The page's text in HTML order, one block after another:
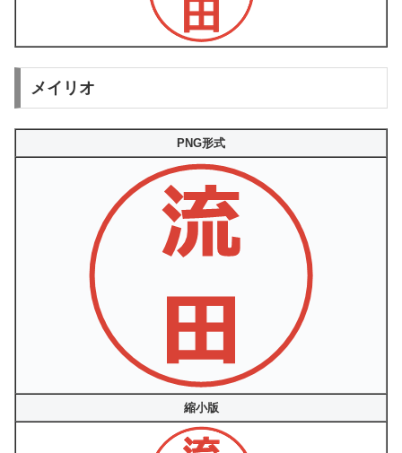
メイリオ
PNG形式
縮小版